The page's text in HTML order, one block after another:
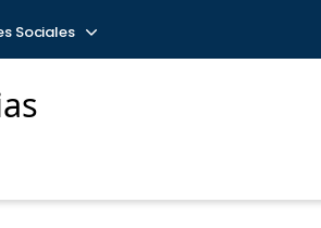
Sociales